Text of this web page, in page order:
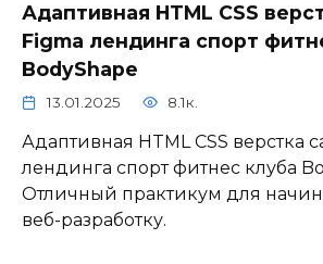
Адаптивная HTML CSS
Figma лендинга спорт
BodyShape
13.01.2025 8.1к.
Адаптивная HTML CSS верстка
лендинга спорт фитнес клуба
Отличный практикум для
веб-разработку.